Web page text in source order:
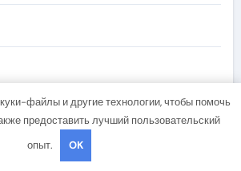
файлы и другие технологии, чтобы помочь
предоставить лучший пользовательский
опыт.
OK